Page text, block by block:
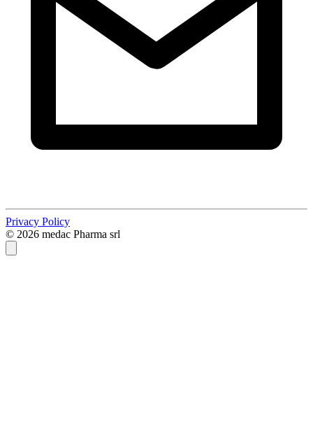
Privacy Policy
© 2026 medac Pharma srl